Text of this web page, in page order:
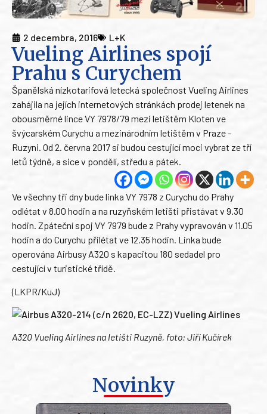
2 decembra, 2016 L+K
Vueling Airlines spojí
Prahu s Curychem
Španělská nízkotarifová letecká společnost Vueling Airlines
zahájila na jejích internetových stránkách prodej letenek na
obousměrné lince VY 7978/79 mezi letištěm Kloten ve
švýcarském Curychu a mezinárodním letištěm v Praze -
Ruzyni. Od 2. června 2017 si budou cestující moci vybrat ze tří
letů týdně, a sice v pondělí, středu a pátek.
Ve všechny tři dny bude linka VY 7978 z Curychu do Prahy
odlétat v 8.00 hodin a na ruzyňském letišti přistávat v 9.30
hodin. Zpáteční spoj VY 7979 bude z Prahy vypravován v 11.05
hodin a do Curychu přilétat ve 12.35 hodin. Linka bude
operována Airbusy A320 s kapacitou 180 sedadel pro
cestující v turistické třídě.
(LKPR/KuJ)
A320 Vueling Airlines na letišti Ruzyně, foto: Jiří Kučírek
Novinky